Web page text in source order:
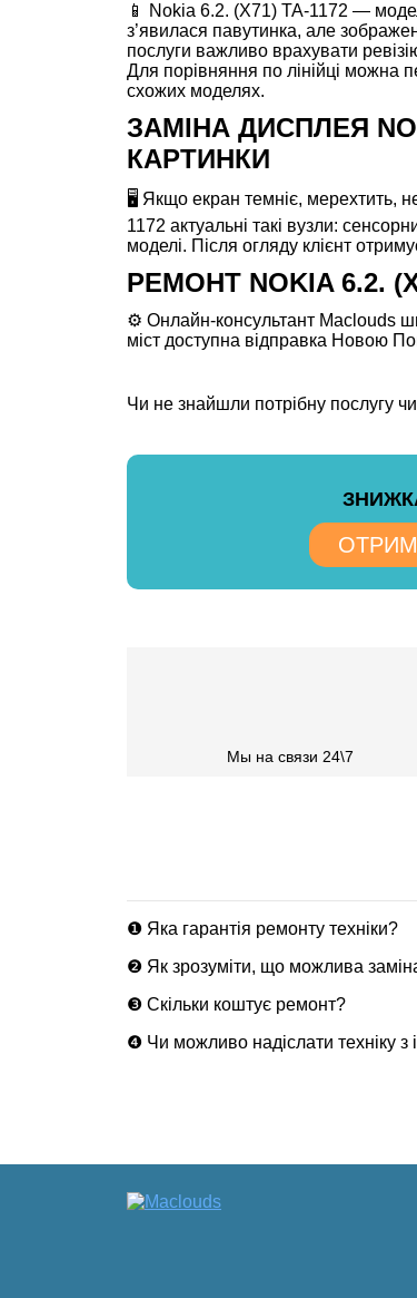
📱 Nokia 6.2. (X71) TA-1172 —
з’явилася павутинка, але
послуги важливо врахувати
Для порівняння по лінійці можна
схожих моделях.
ЗАМІНА ДИСПЛЕЯ
КАРТИНКИ
🖥️ Якщо екран темніє, мерехтить,
1172 актуальні такі вузли:
моделі. Після огляду клієнт
РЕМОНТ NOKIA 6.2.
⚙️ Онлайн-консультант Maclouds
міст доступна відправка Новою
Чи не знайшли потрібну послугу
Мы на связи 24\7
❶ Яка гарантія ремонту техніки?
❷ Як зрозуміти, що можлива
❸ Скільки коштує ремонт?
❹ Чи можливо надіслати техніку з